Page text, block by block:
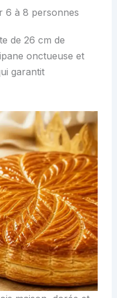
6 à 8 personnes
de 26 cm de
onctueuse et
garantit